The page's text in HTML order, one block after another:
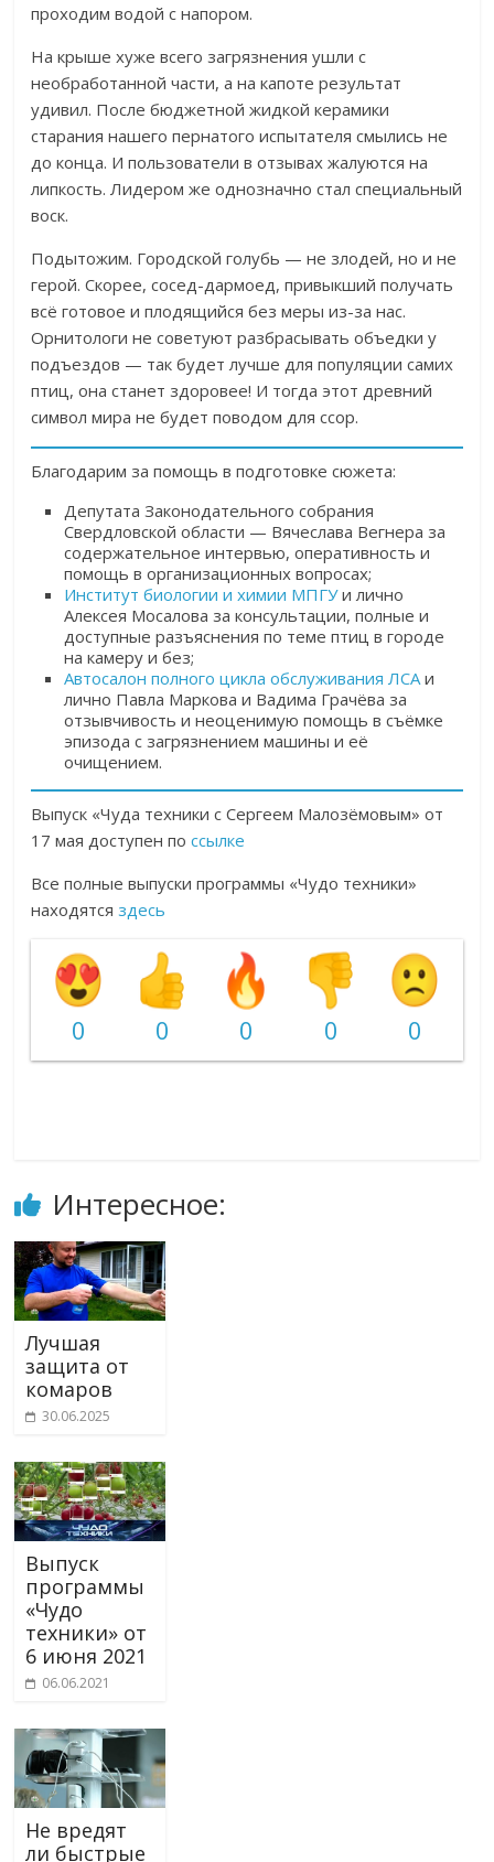
проходим водой с напором.
На крыше хуже всего загрязнения ушли с
необработанной части, а на капоте результат
удивил. После бюджетной жидкой керамики
старания нашего пернатого испытателя смылись не
до конца. И пользователи в отзывах жалуются на
липкость. Лидером же однозначно стал специальный
воск.
Подытожим. Городской голубь — не злодей, но и не
герой. Скорее, сосед-дармоед, привыкший получать
всё готовое и плодящийся без меры из-за нас.
Орнитологи не советуют разбрасывать объедки у
подъездов — так будет лучше для популяции самих
птиц, она станет здоровее! И тогда этот древний
символ мира не будет поводом для ссор.
Благодарим за помощь в подготовке сюжета:
Депутата Законодательного собрания
Свердловской области — Вячеслава Вегнера за
содержательное интервью, оперативность и
помощь в организационных вопросах;
Институт биологии и химии МПГУи лично
Алексея Мосалова за консультации, полные и
доступные разъяснения по теме птиц в городе
на камеру и без;
Автосалон полного цикла обслуживания ЛСАи
лично Павла Маркова и Вадима Грачёва за
отзывчивость и неоценимую помощь в съёмке
эпизода с загрязнением машины и её
очищением.
Выпуск «Чуда техники с Сергеем Малозёмовым» от
17 мая доступен поссылке
Все полные выпуски программы «Чудо техники»
находятсяздесь
0 0 0 0 0
Интересное:
Лучшая
защита от
комаров
30.06.2025
Выпуск
программы
«Чудо
техники» от
6 июня 2021
06.06.2021
Не вредят
ли быстрые